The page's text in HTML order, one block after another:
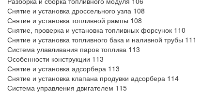
Снятие и установка дроссельного узла 108
Снятие и установка топливной рампы 108
Снятие, проверка и установка топливных форсунок 110
Снятие и установка топливного бака и наливной трубы 111
Система улавливания паров топлива 113
Особенности конструкции 113
Снятие и установка адсорбера 113
Снятие и установка клапана продувки адсорбера 114
Система управления двигателем 115